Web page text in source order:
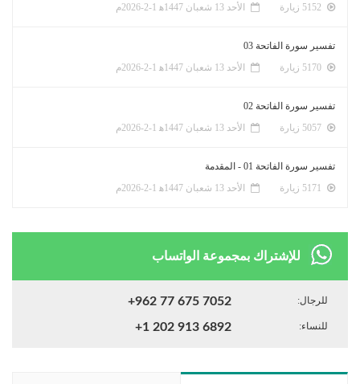
الأحد 13 شعبان 1447ﻫ 1-2-2026م
تفسير سورة الفاتحة 03
الأحد 13 شعبان 1447ﻫ 1-2-2026م
تفسير سورة الفاتحة 02
الأحد 13 شعبان 1447ﻫ 1-2-2026م
تفسير سورة الفاتحة 01 - المقدمة
الأحد 13 شعبان 1447ﻫ 1-2-2026م
للإشتراك بمجموعة الواتساب
للرجال: +962 77 675 7052
للنساء: +1 202 913 6892